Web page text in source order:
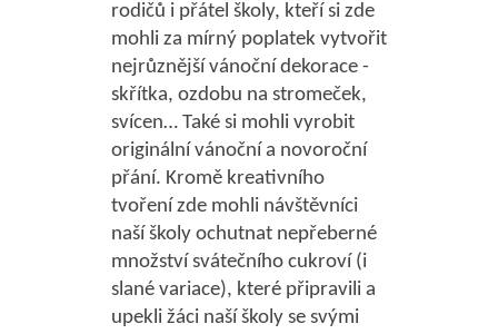
rodičů i přátel školy, kteří si zde
mohli za mírný poplatek vytvořit
nejrůznější vánoční dekorace -
skřítka, ozdobu na stromeček,
svícen… Také si mohli vyrobit
originální vánoční a novoroční
přání. Kromě kreativního
tvoření zde mohli návštěvníci
naší školy ochutnat nepřeberné
množství svátečního cukroví (i
slané variace), které připravili a
upekli žáci naší školy se svými